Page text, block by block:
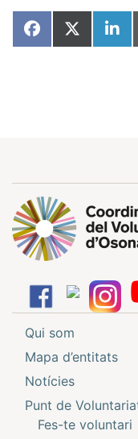
Share
on
Share
on
on
Qui som
Mapa d’entitats
Notícies
Punt de
Fes-te voluntari